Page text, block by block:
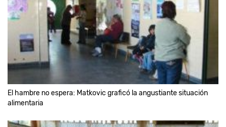
El hambre no espera: Matkovic graficó la angustiante situación
alimentaria